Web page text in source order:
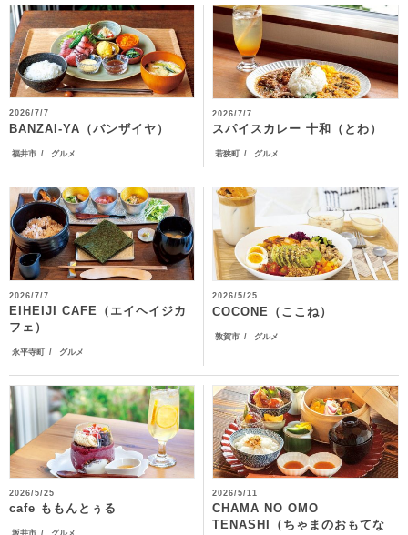
2026/7/7
BANZAI-YA（バンザイヤ）
福井市 グルメ
2026/7/7
スパイスカレー 十和（とわ）
若狭町 グルメ
2026/7/7
EIHEIJI CAFE（エイヘイジカ
フェ）
永平寺町 グルメ
2026/5/25
COCONE（ここね）
敦賀市 グルメ
2026/5/25
cafe ももんとぅる
2026/5/11
CHAMA NO OMO
TENASHI（ちゃまのおもてな